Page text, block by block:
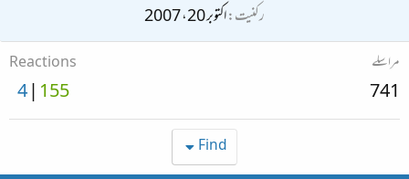
رکنیت اکتوبر 20، 2007
مراسلے
741
Reactions
155
4
Find